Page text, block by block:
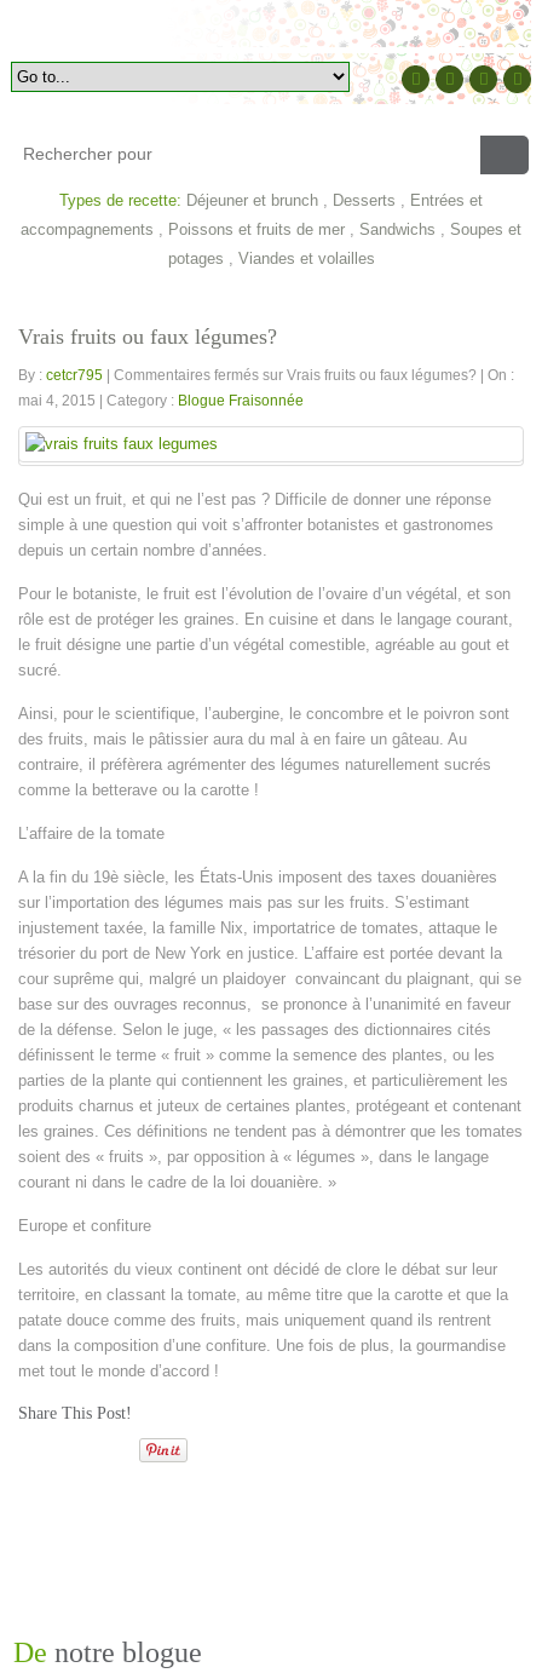
Types de recette: Déjeuner et brunch , Desserts , Entrées et
accompagnements , Poissons et fruits de mer , Sandwichs , Soupes et
potages , Viandes et volailles
Vrais fruits ou faux légumes?
By :cetcr795 Commentaires fermés sur Vrais fruits ou faux légumes?
On :
mai 4, 2015
Category : Blogue Fraisonnée
Qui est un fruit, et qui ne l’est pas ? Difficile de donner une réponse
simple à une question qui voit s’affronter botanistes et gastronomes
depuis un certain nombre d’années.
Pour le botaniste, le fruit est l’évolution de l’ovaire d’un végétal, et son
rôle est de protéger les graines. En cuisine et dans le langage courant,
le fruit désigne une partie d’un végétal comestible, agréable au gout et
sucré.
Ainsi, pour le scientifique, l’aubergine, le concombre et le poivron sont
des fruits, mais le pâtissier aura du mal à en faire un gâteau. Au
contraire, il préfèrera agrémenter des légumes naturellement sucrés
comme la betterave ou la carotte !
L’affaire de la tomate
A la fin du 19è siècle, les États-Unis imposent des taxes douanières
sur l’importation des légumes mais pas sur les fruits. S’estimant
injustement taxée, la famille Nix, importatrice de tomates, attaque le
trésorier du port de New York en justice. L’affaire est portée devant la
cour suprême qui, malgré un plaidoyer convaincant du plaignant, qui se
base sur des ouvrages reconnus, se prononce à l’unanimité en faveur
de la défense. Selon le juge, « les passages des dictionnaires cités
définissent le terme « fruit » comme la semence des plantes, ou les
parties de la plante qui contiennent les graines, et particulièrement les
produits charnus et juteux de certaines plantes, protégeant et contenant
les graines. Ces définitions ne tendent pas à démontrer que les tomates
soient des « fruits », par opposition à « légumes », dans le langage
courant ni dans le cadre de la loi douanière. »
Europe et confiture
Les autorités du vieux continent ont décidé de clore le débat sur leur
territoire, en classant la tomate, au même titre que la carotte et que la
patate douce comme des fruits, mais uniquement quand ils rentrent
dans la composition d’une confiture. Une fois de plus, la gourmandise
met tout le monde d’accord !
Share This Post!
De notre blogue